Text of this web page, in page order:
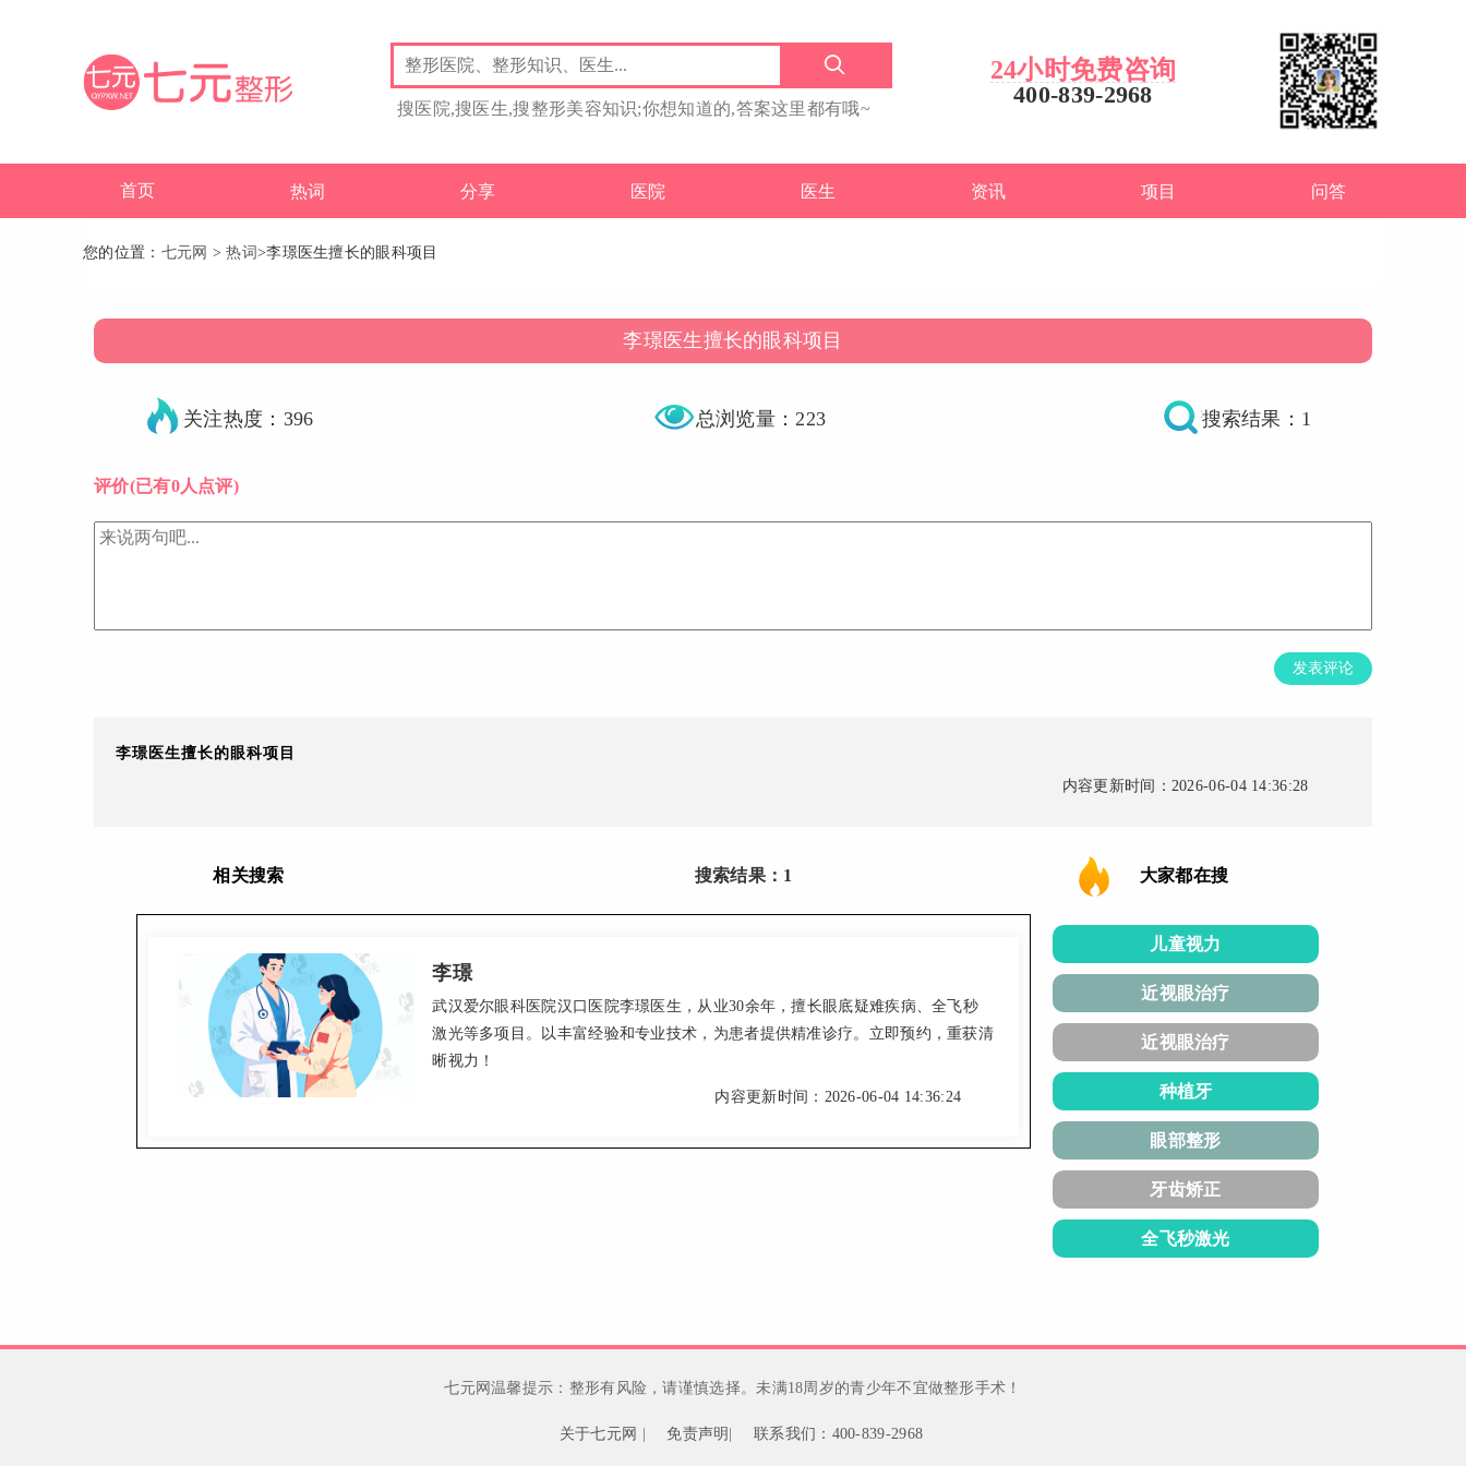
搜医院,搜医生,搜整形美容知识;你想知道的,答案这里都有哦~
24小时免费咨询
400-839-2968
首页 热词 分享 医院 医生 资讯 项目 问答
您的位置： 七元网 >热词>李璟医生擅长的眼科项目
李璟医生擅长的眼科项目
关注热度：396 总浏览量：223 搜索结果：1
评价(已有0人点评)
发表评论
李璟医生擅长的眼科项目
内容更新时间：2026-06-04 14:36:28
相关搜索 搜索结果：1
李璟
武汉爱尔眼科医院汉口医院李璟医生，从业30余年，擅长眼底疑难疾病、全飞秒
激光等多项目。以丰富经验和专业技术，为患者提供精准诊疗。立即预约，重获清
晰视力！
内容更新时间：2026-06-04 14:36:24
大家都在搜
儿童视力
近视眼治疗
近视眼治疗
种植牙
眼部整形
牙齿矫正
全飞秒激光
七元网温馨提示：整形有风险，请谨慎选择。未满18周岁的青少年不宜做整形手术！
关于七元网 免责声明 联系我们：400-839-2968